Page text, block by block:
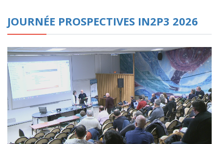
JOURNÉE PROSPECTIVES IN2P3 2026